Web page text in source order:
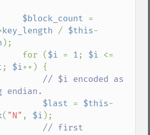
$block_count
key_length / $this-
);
                for (
$i = 1; $i
; $i++) {
// $i encoded as
endian.
$last = $this-
( "N" , $i );
// first